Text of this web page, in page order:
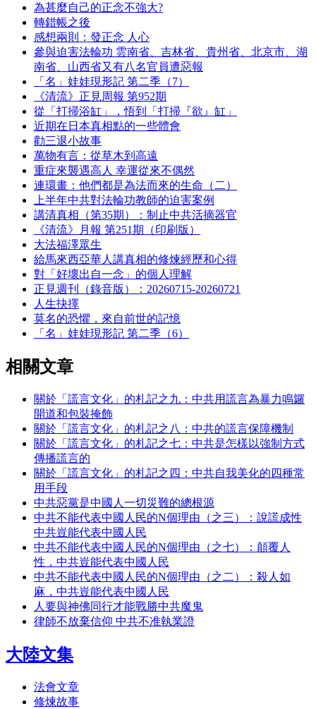
為甚麼自己的正念不強大?
轉錯帳之後
感想兩則：發正念 人心
參與迫害法輪功 雲南省、吉林省、貴州省、北京市、湖
南省、山西省又有八名官員遭惡報
「名」娃娃現形記 第二季（7）
《清流》正見周報 第952期
從「打掃浴缸」，悟到「打掃『欲』缸」
近期在日本真相點的一些體會
勸三退小故事
萬物有言：從草木到高遠
重症來襲遇高人 幸運從來不偶然
連環畫：他們都是為法而來的生命（二）
上半年中共對法輪功教師的迫害案例
講清真相（第35期）：制止中共活摘器官
《清流》月報 第251期（印刷版）
大法福澤眾生
給馬來西亞華人講真相的修煉經歷和心得
對「好壞出自一念」的個人理解
正見週刊（錄音版）：20260715-20260721
人生抉擇
莫名的恐懼，來自前世的記憶
「名」娃娃現形記 第二季（6）
相關文章
關於「謊言文化」的札記之九：中共用謊言為暴力鳴鑼
開道和包裝掩飾
關於「謊言文化」的札記之八：中共的謊言保障機制
關於「謊言文化」的札記之七：中共是怎樣以強制方式
傳播謊言的
關於「謊言文化」的札記之四：中共自我美化的四種常
用手段
中共惡黨是中國人一切災難的總根源
中共不能代表中國人民的N個理由（之三）：說謊成性
中共豈能代表中國人民
中共不能代表中國人民的N個理由（之七）：顛覆人
性，中共豈能代表中國人民
中共不能代表中國人民的N個理由（之二）：殺人如
麻，中共豈能代表中國人民
人要與神佛同行才能戰勝中共魔鬼
律師不放棄信仰 中共不准執業證
大陸文集
法會文章
修煉故事